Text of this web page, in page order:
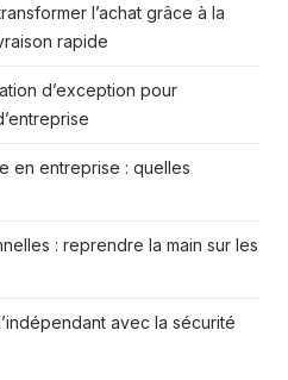
l’achat grâce à la
rapide
d’exception pour
en entreprise : quelles
: reprendre la main sur les
avec la sécurité